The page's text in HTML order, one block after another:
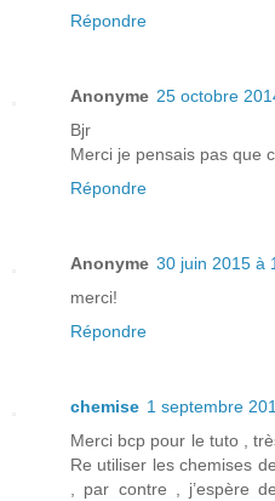
Répondre
Anonyme 25 octobre
Bjr
Merci je pensais pas que
Répondre
Anonyme 30 juin 2015 à
merci!
Répondre
chemise 1 septembre
Merci bcp pour le tuto ,
Re utiliser les chemises
, par contre , j’espère